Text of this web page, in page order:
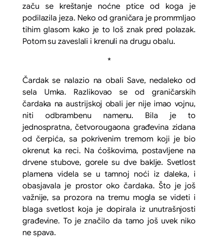
začu se kreštanje noćne ptice od koga je
podilazila jeza. Neko od graničara je promrmljao
tihim glasom kako je to loš znak pred polazak.
Potom su zaveslali i krenuli na drugu obalu.
*
Čardak se nalazio na obali Save, nedaleko od
sela Umka. Razlikovao se od graničarskih
čardaka na austrijskoj obali jer nije imao vojnu,
niti odbrambenu namenu. Bila je to
jednospratna, četvorougaona građevina zidana
od čerpića, sa pokrivenim tremom koji je bio
okrenut ka reci. Na ćoškovima, postavljene na
drvene stubove, gorele su dve baklje. Svetlost
plamena videla se u tamnoj noći iz daleka, i
obasjavala je prostor oko čardaka. Što je još
važnije, sa prozora na tremu mogla se videti i
blaga svetlost koja je dopirala iz unutrašnjosti
građevine. To je značilo da tamo još uvek niko
ne spava.